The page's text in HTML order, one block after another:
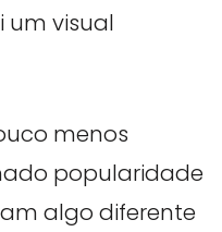
um visual
menos
popularidade
algo diferente